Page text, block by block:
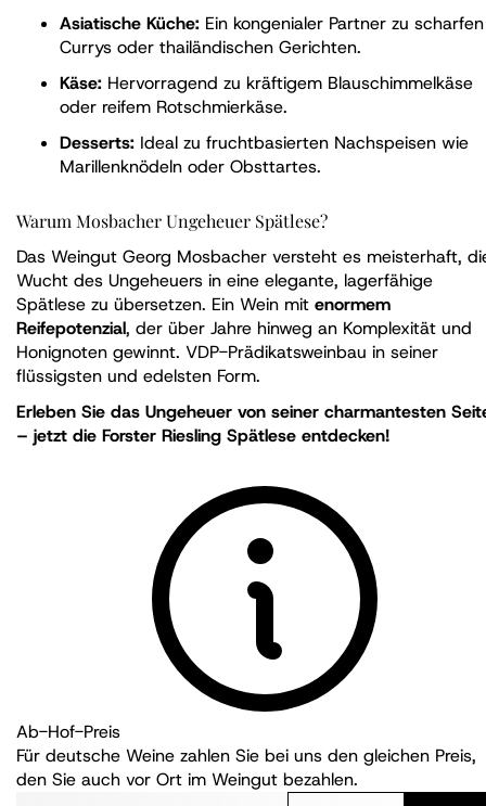
Asiatische Küche: Ein kongenialer Partner zu scharfen
Currys oder thailändischen Gerichten.
Käse: Hervorragend zu kräftigem Blauschimmelkäse
oder reifem Rotschmierkäse.
Desserts: Ideal zu fruchtbasierten Nachspeisen wie
Marillenknödeln oder Obsttartes.
Warum Mosbacher Ungeheuer Spätlese?
Das Weingut Georg Mosbacher versteht es meisterhaft,
Wucht des Ungeheuers in eine elegante, lagerfähige
Spätlese zu übersetzen. Ein Wein mit enormem
Reifepotenzial, der über Jahre hinweg an Komplexität und
Honignoten gewinnt. VDP-Prädikatsweinbau in seiner
flüssigsten und edelsten Form.
Erleben Sie das Ungeheuer von seiner charmantesten
– jetzt die Forster Riesling Spätlese entdecken!
Ab-Hof-Preis
Für deutsche Weine zahlen Sie bei uns den gleichen Preis,
den Sie auch vor Ort im Weingut bezahlen.